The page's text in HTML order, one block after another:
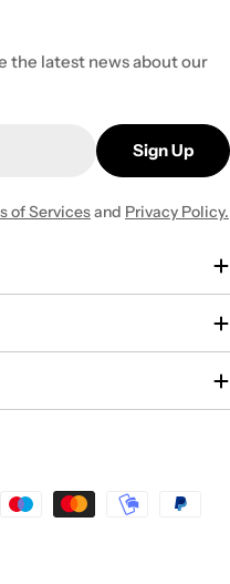
the latest news about our
Sign Up
of Servicesand Privacy Policy.